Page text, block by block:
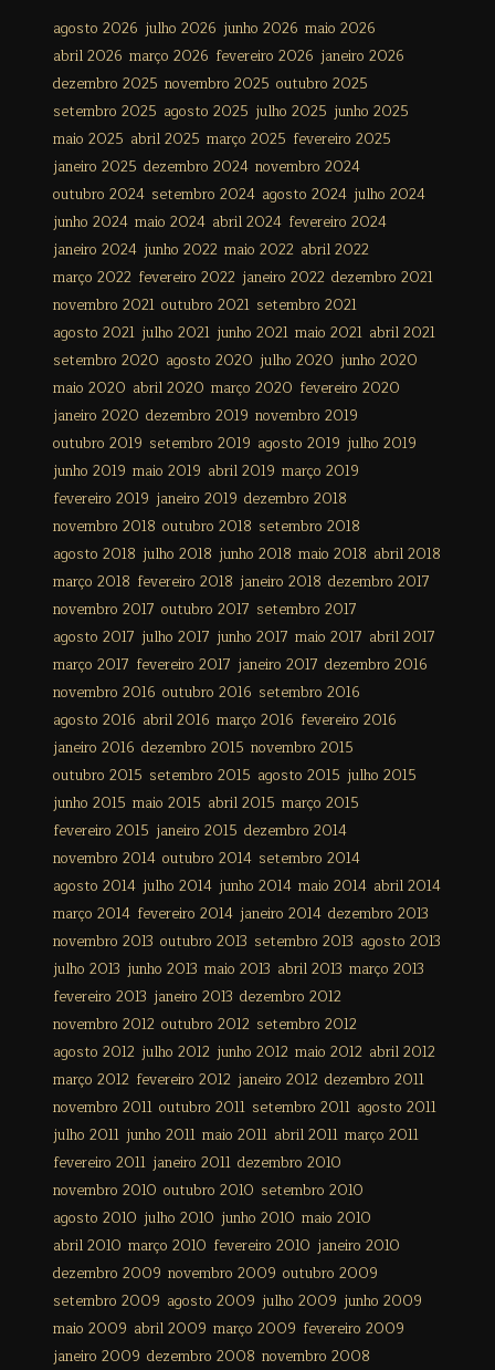
agosto 2026 julho 2026 junho 2026 maio 2026
abril 2026 março 2026 fevereiro 2026 janeiro 2026
dezembro 2025 novembro 2025 outubro 2025
setembro 2025 agosto 2025 julho 2025 junho 2025
maio 2025 abril 2025 março 2025 fevereiro 2025
janeiro 2025 dezembro 2024 novembro 2024
outubro 2024 setembro 2024 agosto 2024 julho 2024
junho 2024 maio 2024 abril 2024 fevereiro 2024
janeiro 2024 junho 2022 maio 2022 abril 2022
março 2022 fevereiro 2022 janeiro 2022 dezembro 2021
novembro 2021 outubro 2021 setembro 2021
agosto 2021 julho 2021 junho 2021 maio 2021 abril 2021
setembro 2020 agosto 2020 julho 2020 junho 2020
maio 2020 abril 2020 março 2020 fevereiro 2020
janeiro 2020 dezembro 2019 novembro 2019
outubro 2019 setembro 2019 agosto 2019 julho 2019
junho 2019 maio 2019 abril 2019 março 2019
fevereiro 2019 janeiro 2019 dezembro 2018
novembro 2018 outubro 2018 setembro 2018
agosto 2018 julho 2018 junho 2018 maio 2018 abril 2018
março 2018 fevereiro 2018 janeiro 2018 dezembro 2017
novembro 2017 outubro 2017 setembro 2017
agosto 2017 julho 2017 junho 2017 maio 2017 abril 2017
março 2017 fevereiro 2017 janeiro 2017 dezembro 2016
novembro 2016 outubro 2016 setembro 2016
agosto 2016 abril 2016 março 2016 fevereiro 2016
janeiro 2016 dezembro 2015 novembro 2015
outubro 2015 setembro 2015 agosto 2015 julho 2015
junho 2015 maio 2015 abril 2015 março 2015
fevereiro 2015 janeiro 2015 dezembro 2014
novembro 2014 outubro 2014 setembro 2014
agosto 2014 julho 2014 junho 2014 maio 2014 abril 2014
março 2014 fevereiro 2014 janeiro 2014 dezembro 2013
novembro 2013 outubro 2013 setembro 2013 agosto 2013
julho 2013 junho 2013 maio 2013 abril 2013 março 2013
fevereiro 2013 janeiro 2013 dezembro 2012
novembro 2012 outubro 2012 setembro 2012
agosto 2012 julho 2012 junho 2012 maio 2012 abril 2012
março 2012 fevereiro 2012 janeiro 2012 dezembro 2011
novembro 2011 outubro 2011 setembro 2011 agosto 2011
julho 2011 junho 2011 maio 2011 abril 2011 março 2011
fevereiro 2011 janeiro 2011 dezembro 2010
novembro 2010 outubro 2010 setembro 2010
agosto 2010 julho 2010 junho 2010 maio 2010
abril 2010 março 2010 fevereiro 2010 janeiro 2010
dezembro 2009 novembro 2009 outubro 2009
setembro 2009 agosto 2009 julho 2009 junho 2009
maio 2009 abril 2009 março 2009 fevereiro 2009
janeiro 2009 dezembro 2008 novembro 2008